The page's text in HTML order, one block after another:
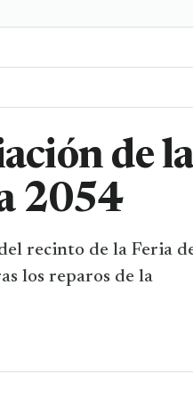
de
2054
recinto de la Feria
los reparos de la